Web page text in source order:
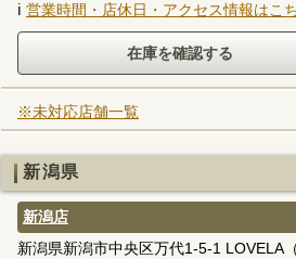
ℹ 営業時間・店休日・アクセス情報はこ
※未対応店舗一覧
新潟県
新潟店
新潟県新潟市中央区万代1-5-1 LOVELA